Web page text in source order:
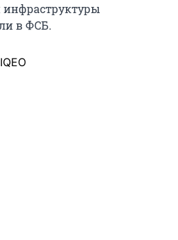
в ФСБ.